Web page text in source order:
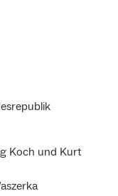
Koch und Kurt